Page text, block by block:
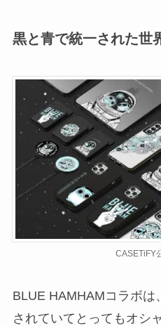
黒と青で統一された世
CASETiFY
BLUE HAMHAMコラボは、
されていてとってもオシ